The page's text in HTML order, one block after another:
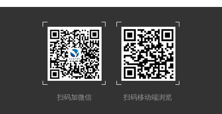
扫码加微信 扫码移动端浏览